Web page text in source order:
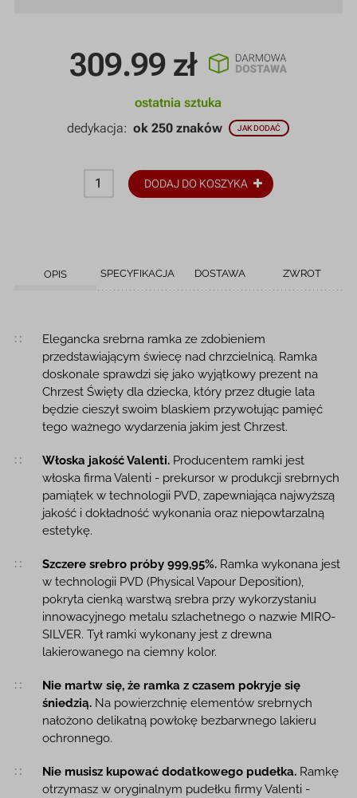
309.99 zł
ostatnia sztuka
dedykacja:ok 250 znaków JAK DODAĆ
DODAJ DO KOSZYKA
OPIS SPECYFIKACJA DOSTAWA ZWROT
Opis produktu
Elegancka srebrna ramka ze zdobieniem
przedstawiającym świecę nad chrzcielnicą. Ramka
doskonale sprawdzi się jako wyjątkowy prezent na
Chrzest Święty dla dziecka, który przez długie lata
będzie cieszył swoim blaskiem przywołując pamięć
tego ważnego wydarzenia jakim jest Chrzest.
Włoska jakość Valenti.Producentem ramki jest
włoska firma Valenti - prekursor w produkcji srebrnych
pamiątek w technologii PVD, zapewniająca najwyższą
jakość i dokładność wykonania oraz niepowtarzalną
estetykę.
Szczere srebro próby 999,95%.Ramka wykonana jest
w technologii PVD (Physical Vapour Deposition),
pokryta cienką warstwą srebra przy wykorzystaniu
innowacyjnego metalu szlachetnego o nazwie MIRO-
SILVER. Tył ramki wykonany jest z drewna
lakierowanego na ciemny kolor.
Nie martw się, że ramka z czasem pokryje się
śniedzią.Na powierzchnię elementów srebrnych
nałożono delikatną powłokę bezbarwnego lakieru
ochronnego.
Nie musisz kupować dodatkowego pudełka.Ramkę
otrzymasz w oryginalnym pudełku firmy Valenti -